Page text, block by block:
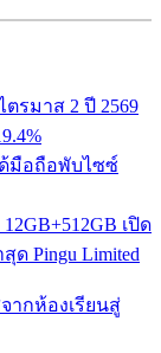
ตรมาส 2 ปี 2569
มือถือพับไซซ์
เปิด
Pingu Limited
จากห้องเรียนสู่